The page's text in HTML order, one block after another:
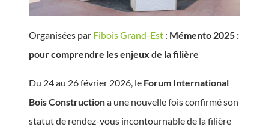
Organisées par Fibois Grand-Est : Mémento 2025 :
pour comprendre les enjeux de la filière
Du 24 au 26 février 2026, le Forum International
Bois Constructiona une nouvelle fois confirmé son
statut de rendez-vous incontournable de la filière